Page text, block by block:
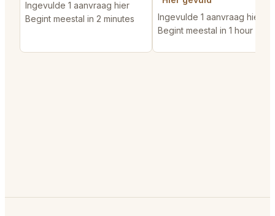
Ingevulde 1 aanvraag hier
Begint meestal in 2 minutes
Ingevulde 1 aanvraag hier
Begint meestal in 1 hour